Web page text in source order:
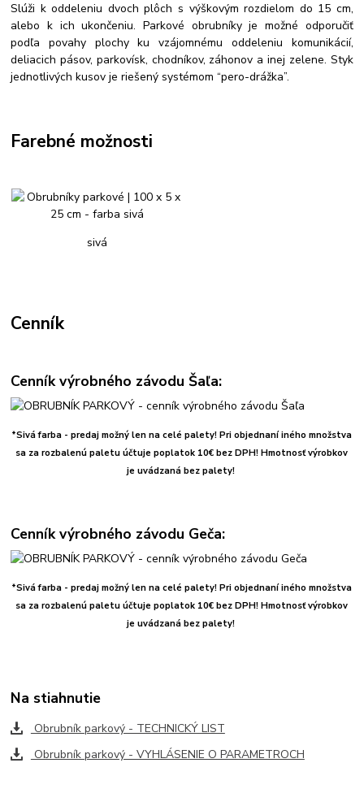
Slúži k oddeleniu dvoch plôch s výškovým rozdielom do 15 cm,
alebo k ich ukončeniu. Parkové obrubníky je možné odporučiť
podľa povahy plochy ku vzájomnému oddeleniu komunikácií,
deliacich pásov, parkovísk, chodníkov, záhonov a inej zelene. Styk
jednotlivých kusov je riešený systémom “pero-drážka”.
Farebné možnosti
sivá
Cenník
Cenník výrobného závodu Šaľa:
*Sivá farba - predaj možný len na celé palety! Pri objednaní iného množstva
sa za rozbalenú paletu účtuje poplatok 10€ bez DPH! Hmotnosť výrobkov
je uvádzaná bez palety!
Cenník výrobného závodu Geča:
*Sivá farba - predaj možný len na celé palety! Pri objednaní iného množstva
sa za rozbalenú paletu účtuje poplatok 10€ bez DPH! Hmotnosť výrobkov
je uvádzaná bez palety!
Na stiahnutie
Obrubník parkový - TECHNICKÝ LIST
Obrubník parkový - VYHLÁSENIE O PARAMETROCH